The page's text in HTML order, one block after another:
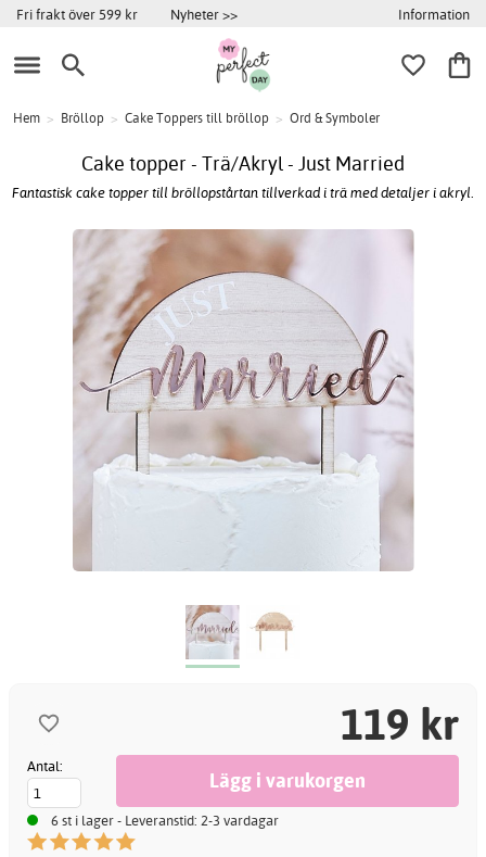
Fri frakt över 599 kr Nyheter >> Information
Hem > Bröllop > Cake Toppers till bröllop > Ord & Symboler
Cake topper - Trä/Akryl - Just Married
Fantastisk cake topper till bröllopstårtan tillverkad i trä med detaljer i akryl.
119 kr
Antal:
6 st i lager - Leveranstid: 2-3 vardagar